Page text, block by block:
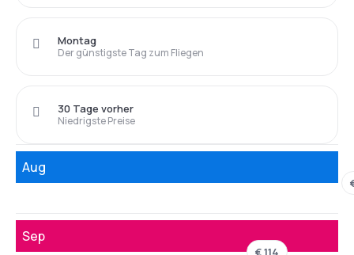
Der günstigste Tag zum Fliegen
Montag
Niedrigste Preise
30 Tage vorher
Aug
Sep
€ 114